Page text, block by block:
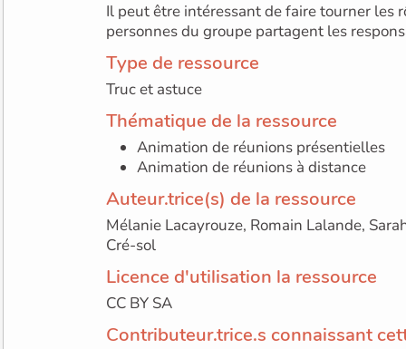
Il peut être intéressant de faire tourner les rôles pour que les
personnes du groupe
Type de ressource
Truc et astuce
Thématique de la ressource
Animation de réunions présentielles
Animation de réunions à distance
Auteur.trice(s) de la ressource
Mélanie Lacayrouze, Romain Lalande,
Cré-sol
Licence d'utilisation la ressource
CC BY SA
Contributeur.trice.s connaissant